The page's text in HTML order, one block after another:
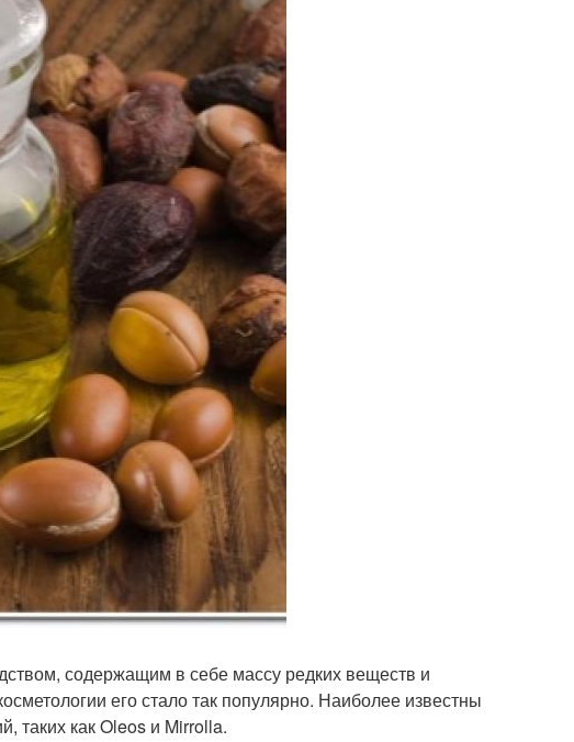
содержащим в себе массу редких веществ и
его стало так популярно. Наиболее известны
таких как Oleos и Mirrolla.